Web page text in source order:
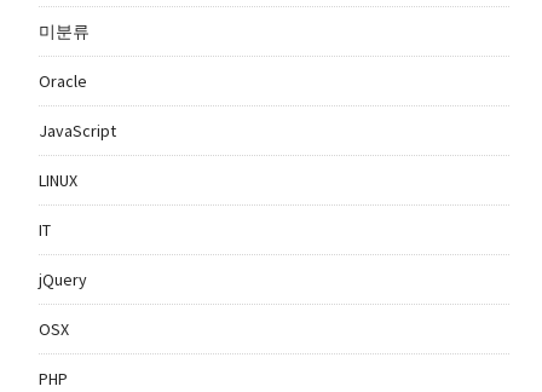
미분류
Oracle
JavaScript
LINUX
IT
jQuery
OSX
PHP